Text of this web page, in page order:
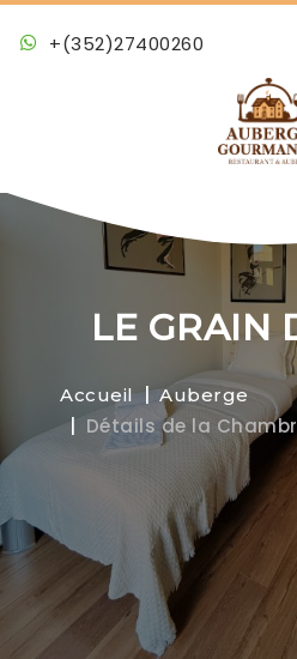
+(352)27400260
LE GRAIN
Accueil Auberge
Détails de la